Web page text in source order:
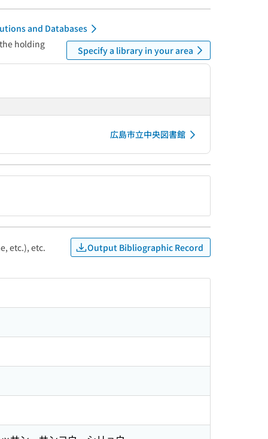
and Databases
holding
Specify a library in your area
広島市立中央図書館
etc.), etc. Output Bibliographic Record